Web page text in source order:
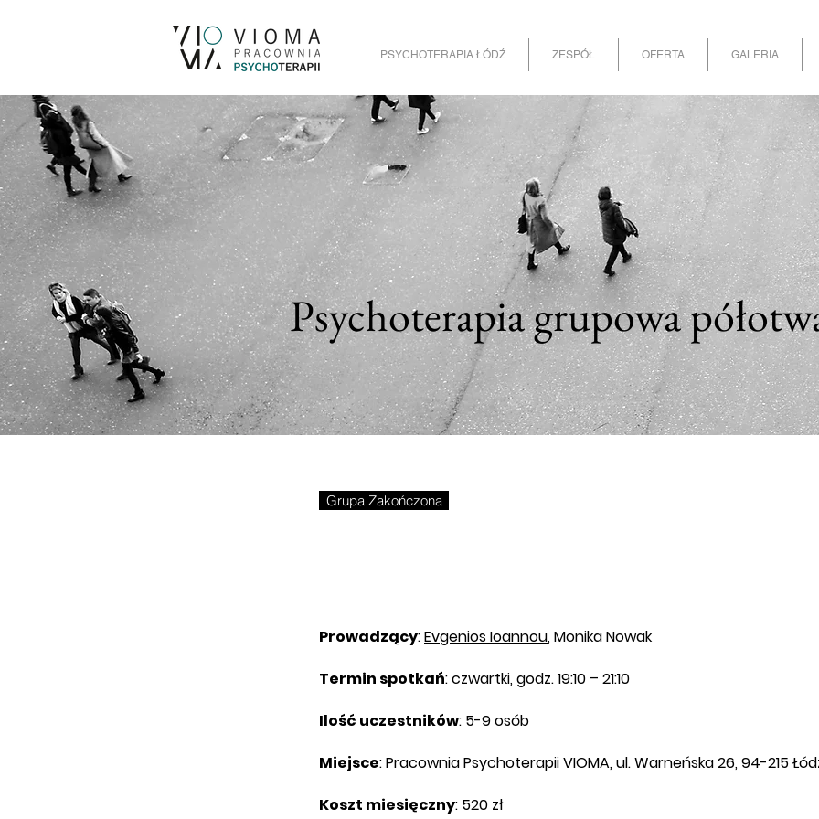
PSYCHOTERAPIA ŁÓDŹ ZESPÓŁ OFERTA GALERIA
Psychoterapia grupowa
Grupa Zakończona
Prowadzący:Evgenios Ioannou, Monika Nowak
Termin spotkań: czwartki, godz. 19:10 – 21:10
Ilość uczestników: 5-9 osób
Miejsce: Pracownia Psychoterapii VIOMA, ul. Warneńska 26, 94-215
Koszt miesięczny: 520 zł